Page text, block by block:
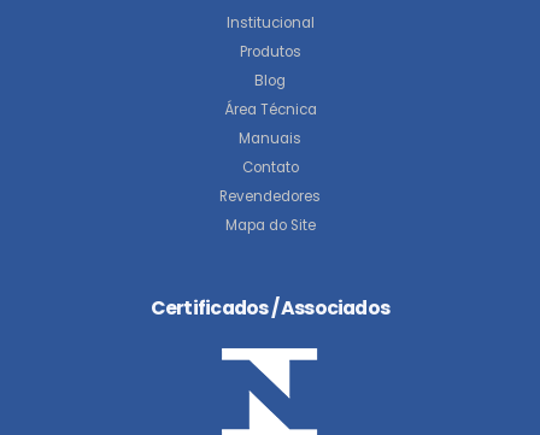
Institucional
Produtos
Blog
Área Técnica
Manuais
Contato
Revendedores
Mapa do Site
Certificados / Associados